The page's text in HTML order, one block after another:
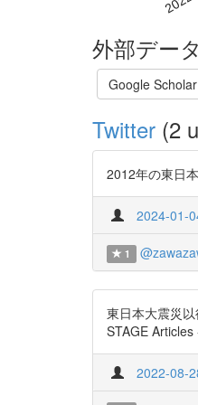
外部デー
Google Scholar
Twitter (2
2012年の東日
2024-01-
1
東日本大震災
STAGE
2022-08-